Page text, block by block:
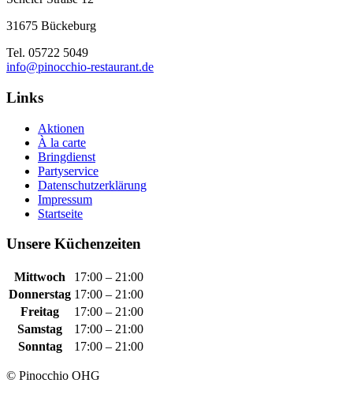
31675 Bückeburg
Tel. 05722 5049
info@pinocchio-restaurant.de
Links
Aktionen
À la carte
Bringdienst
Partyservice
Datenschutzerklärung
Impressum
Startseite
Unsere Küchenzeiten
Mittwoch
17:00 – 21:00
Donnerstag 17:00 – 21:00
Freitag
17:00 – 21:00
Samstag
17:00 – 21:00
Sonntag
17:00 – 21:00
© Pinocchio OHG